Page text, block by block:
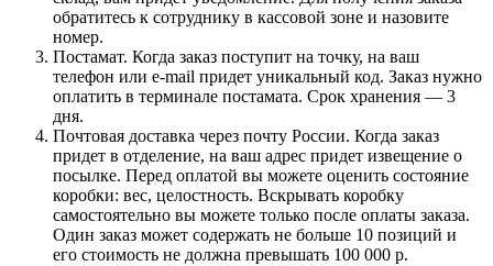
обратитесь к сотруднику в кассовой зоне и назовите
номер.
Постамат. Когда заказ поступит на точку, на ваш
телефон или e-mail придет уникальный код. Заказ нужно
оплатить в терминале постамата. Срок хранения — 3
дня.
Почтовая доставка через почту России. Когда заказ
придет в отделение, на ваш адрес придет извещение о
посылке. Перед оплатой вы можете оценить состояние
коробки: вес, целостность. Вскрывать коробку
самостоятельно вы можете только после оплаты заказа.
Один заказ может содержать не больше 10 позиций и
его стоимость не должна превышать 100 000 р.